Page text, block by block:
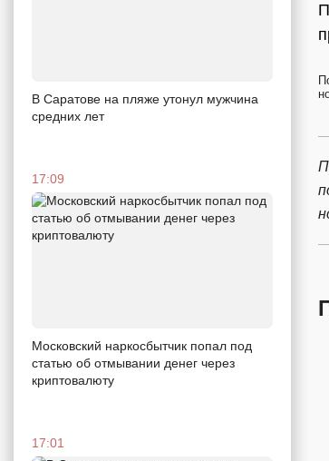
В Саратове на пляже утонул мужчина
средних лет
17:09
Московский наркосбытчик попал под
статью об отмывании денег через
криптовалюту
17:01